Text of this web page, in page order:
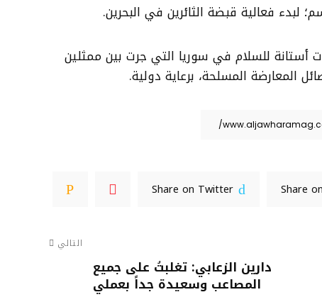
محادثات أستانة للسلام في سوريا التي جرت بين ممثلين
المعارضة المسلحة، برعاية دولية.
Share
Share on Twitter
التالي
دارين الزعابي: تغلبتُ على جميع
المصاعب وسعيدة جداً بعملي